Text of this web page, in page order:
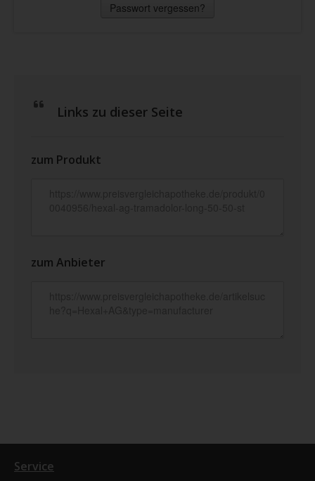
Passwort vergessen?
Links zu dieser Seite
zum Produkt
zum Anbieter
Service